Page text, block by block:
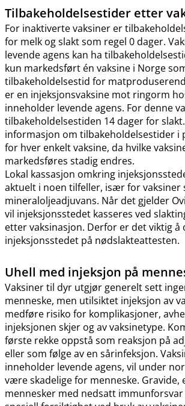
Tilbakeholdelsestider etter
For inaktiverte vaksiner er
for melk og slakt som regel 0 dager.
levende agens kan ha
kun markedsført én vaksine i Norge
tilbakeholdelsestid for
er en injeksjonsvaksine mot ringorm
inneholder levende agens. For denne
tilbakeholdelsestiden 14 dager for
informasjon om tilbakeholdelsestider i
for hver enkelt vaksine, da hvilke
markedsføres stadig endres.
Lokal kassasjon omkring
aktuelt i noen tilfeller, især for vaksiner
mineraloljeadjuvans. Når det gjelder
vil injeksjonsstedet kasseres ved
etter vaksinasjon. Derfor er det viktig å
injeksjonsstedet på nødslakteattesten.
Uhell med injeksjon på
Vaksiner til dyr utgjør generelt sett
menneske, men utilsiktet injeksjon av
medføre risiko for komplikasjoner,
injeksjonen skjer og av vaksinetype.
første rekke oppstå som reaksjon på
eller som følge av en sårinfeksjon.
inneholder levende agens, vil under
være skadelige for menneske. Gravide,
mennesker med nedsatt